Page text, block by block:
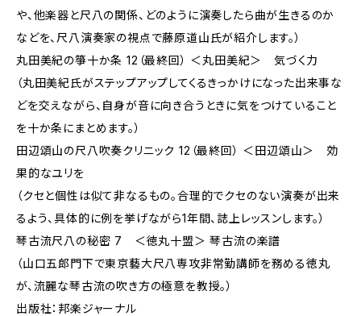
や、他楽器と尺八の関係、どのように演奏したら曲が生きるのか
などを、尺八演奏家の視点で藤原道山氏が紹介します。）
丸田美紀の箏十か条 12（最終回） ＜丸田美紀＞ 気づく力
（丸田美紀氏がステップアップしてくるきっかけになった出来事な
どを交えながら、自身が音に向き合うときに気をつけていること
を十か条にまとめます。）
田辺頌山の尺八吹奏クリニック 12（最終回） ＜田辺頌山＞ 効
果的なユリを
（クセと個性は似て非なるもの。合理的でクセのない演奏が出来
るよう、具体的に例を挙げながら1年間、誌上レッスンします。）
琴古流尺八の秘密 7 ＜徳丸十盟＞ 琴古流の楽譜
（山口五郎門下で東京藝大尺八専攻非常勤講師を務める徳丸
が、流麗な琴古流の吹き方の極意を教授。）
出版社：邦楽ジャーナル